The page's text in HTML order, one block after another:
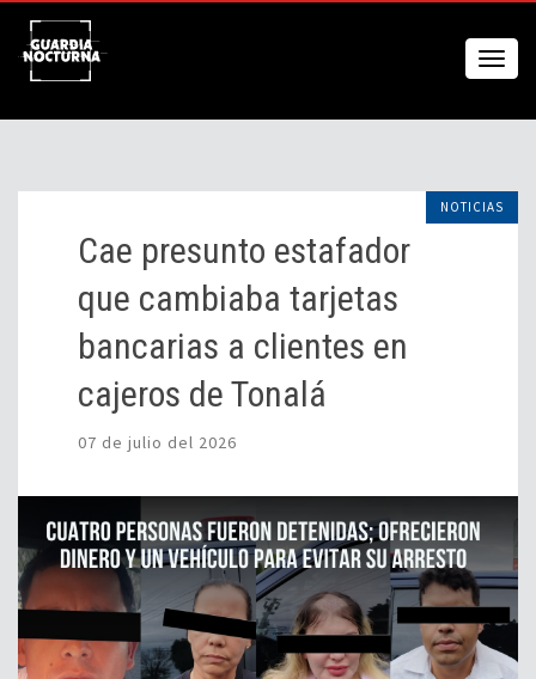
NOTICIAS
Cae presunto estafador
que cambiaba tarjetas
bancarias a clientes en
cajeros de Tonalá
07 de julio del 2026